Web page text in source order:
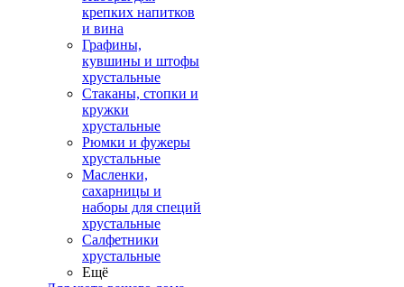
крепких напитков
и вина
Графины,
кувшины и штофы
хрустальные
Стаканы, стопки и
кружки
хрустальные
Рюмки и фужеры
хрустальные
Масленки,
сахарницы и
наборы для специй
хрустальные
Салфетники
хрустальные
Ещё